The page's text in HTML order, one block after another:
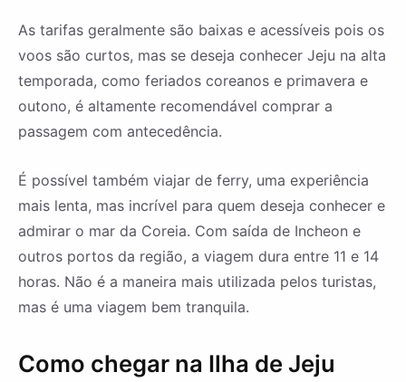
As tarifas geralmente são baixas e acessíveis pois os
voos são curtos, mas se deseja conhecer Jeju na alta
temporada, como feriados coreanos e primavera e
outono, é altamente recomendável comprar a
passagem com antecedência.
É possível também viajar de ferry, uma experiência
mais lenta, mas incrível para quem deseja conhecer e
admirar o mar da Coreia. Com saída de Incheon e
outros portos da região, a viagem dura entre 11 e 14
horas. Não é a maneira mais utilizada pelos turistas,
mas é uma viagem bem tranquila.
Como chegar na Ilha de Jeju